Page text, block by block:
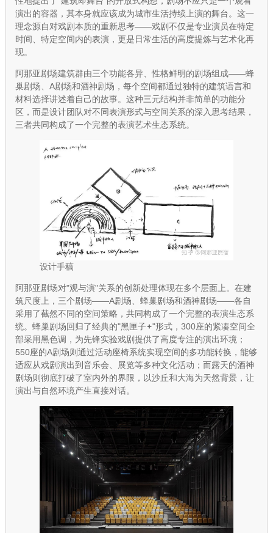
演出的容器，其本身就应该成为城市生活持续上演的舞台。这一
理念源自对戏剧本质的重新思考——戏剧不仅是专业演员在特定
时间、特定空间内的表演，更是日常生活的高度提炼与艺术化再
现。
阿那亚剧场建筑群由三个功能各异、性格鲜明的剧场组成——蜂
巢剧场、A剧场和酒神剧场，每个空间都通过独特的建筑语言和
材料选择讲述着自己的故事。这种三元结构并非简单的功能分
区，而是设计团队对不同表演形式与空间关系的深入思考结果，
三者共同构成了一个完整的表演艺术生态系统。
设计手稿
阿那亚剧场对"观与演"关系的创新处理体现在多个层面上。在建
筑尺度上，三个剧场——A剧场、蜂巢剧场和酒神剧场——各自
采用了截然不同的空间策略，共同构成了一个完整的表演生态系
统。蜂巢剧场回归了经典的"黑匣子
"形式，300座的紧凑空间全
部采用黑色调，为先锋实验戏剧提供了高度专注的演出环境；
550座的A剧场则通过活动座椅系统实现空间的多功能转换，能够
适应从戏剧演出到音乐会、展览等多种文化活动；而露天的酒神
剧场则彻底打破了室内外的界限，以沙丘和大海为天然背景，让
演出与自然环境产生直接对话。